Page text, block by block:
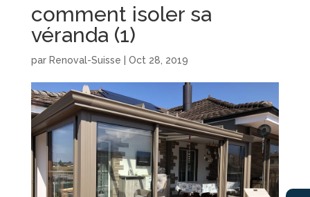
comment isoler sa
véranda (1)
par Renoval-Suisse Oct 28, 2019